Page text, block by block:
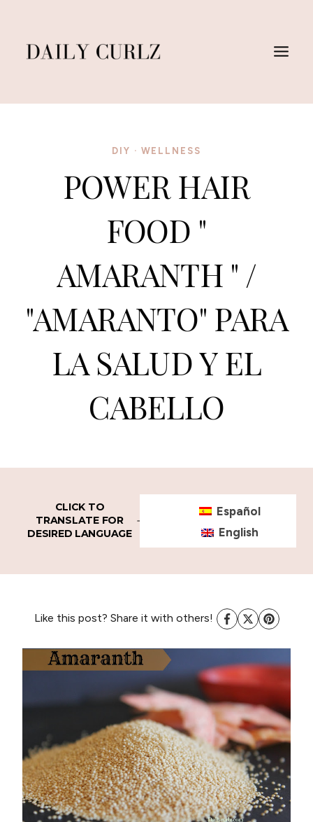
Contenido
DIY · WELLNESS
POWER HAIR
FOOD "
AMARANTH " /
"AMARANTO" PARA
LA SALUD Y EL
CABELLO
CLICK TO
TRANSLATE FOR
DESIRED LANGUAGE
Español
English
Like this post? Share it with others!